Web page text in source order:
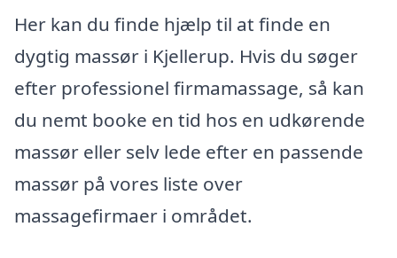
Her kan du finde hjælp til at finde en
dygtig massør i Kjellerup. Hvis du søger
efter professionel firmamassage, så kan
du nemt booke en tid hos en udkørende
massør eller selv lede efter en passende
massør på vores liste over
massagefirmaer i området.